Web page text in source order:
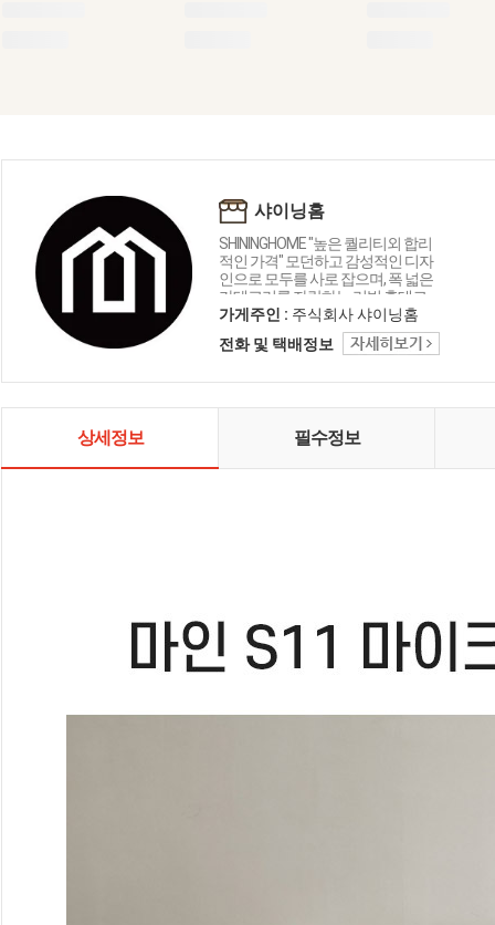
샤이닝홈
SHININGHOME "높은 퀄리티외 합리
적인 가격" 모던하고 감성적인 디자
인으로 모두를 사로 잡으며, 폭 넓은
카테고리를 자랑하는 리빙 홈데코
인테리어 샤이닝홈입니다.
가게주인 : 주식회사 샤이닝홈
전화 및 택배정보
상세정보 필수정보